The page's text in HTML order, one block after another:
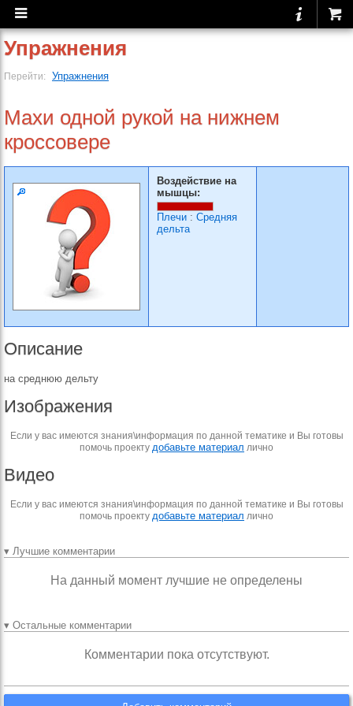
Упражнения
Перейти: Упражнения
Махи одной рукой на нижнем
кроссовере
Воздействие на
мышцы:
Плечи : Средняя
дельта
Описание
на среднюю дельту
Изображения
Если у вас имеются знания\информация по данной тематике и Вы готовы
помочь проекту добавьте материал лично
Видео
Если у вас имеются знания\информация по данной тематике и Вы готовы
помочь проекту добавьте материал лично
▾ Лучшие комментарии
На данный момент лучшие не определены
▾ Остальные комментарии
Комментарии пока отсутствуют.